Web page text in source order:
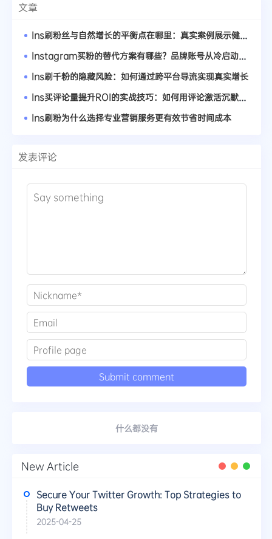
文章
Ins刷粉丝与自然增长的平衡点在哪里：真实案例展示健康账号成长曲线
Instagram买粉的替代方案有哪些？品牌账号从冷启动到爆红的路径
Ins刷千粉的隐藏风险：如何通过跨平台导流实现真实增长
Ins买评论量提升ROI的实战技巧：如何用评论激活沉默粉丝
Ins刷粉为什么选择专业营销服务更有效节省时间成本
发表评论
什么都没有
New Article
Secure Your Twitter Growth: Top Strategies to
Buy Retweets
2025-04-25